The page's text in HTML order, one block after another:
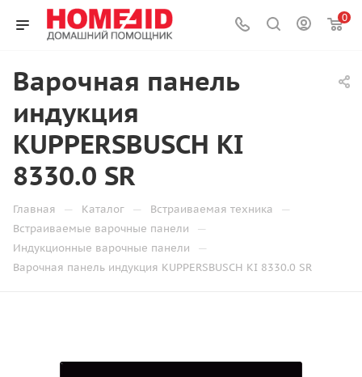
0
Варочная панель
индукция
KUPPERSBUSCH KI
8330.0 SR
Главная — Каталог — Встраиваемая техника —
Встраиваемые варочные панели —
Индукционные варочные панели —
Варочная панель индукция KUPPERSBUSCH KI 8330.0 SR